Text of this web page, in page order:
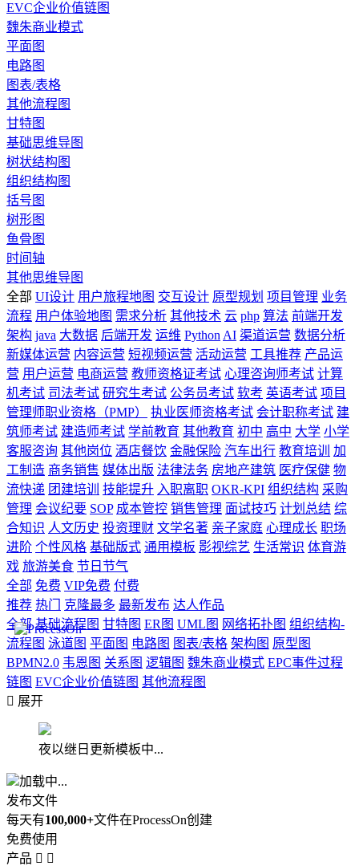
EVC企业价值链图
魏朱商业模式
平面图
电路图
图表/表格
其他流程图
甘特图
基础思维导图
树状结构图
组织结构图
括号图
树形图
鱼骨图
时间轴
其他思维导图
全部 UI设计 用户旅程地图 交互设计 原型规划 项目管理 业务
流程 用户体验地图 需求分析 其他技术 云 php 算法 前端开发
架构 java 大数据 后端开发 运维 Python AI 渠道运营 数据分析
新媒体运营 内容运营 短视频运营 活动运营 工具推荐 产品运
营 用户运营 电商运营 教师资格证考试 心理咨询师考试 计算
机考试 司法考试 研究生考试 公务员考试 软考 英语考试 项目
管理师职业资格（PMP）
执业医师资格考试 会计职称考试 建
筑师考试 建造师考试 学前教育 其他教育 初中 高中 大学 小学
客服咨询 其他岗位 酒店餐饮 金融保险 汽车出行 教育培训
加
工制造 商务销售 媒体出版 法律法务 房地产建筑 医疗保健 物
流快递 团建培训 技能提升 入职离职 OKR-KPI 组织结构 采购
管理 会议纪要 SOP 成本管控 销售管理 面试技巧 计划总结 综
合知识 人文历史 投资理财 文学名著 亲子家庭 心理成长 职场
进阶 个性风格 基础版式 通用模板 影视综艺 生活常识 体育游
戏 旅游美食 节日节气
全部 免费 VIP免费 付费
推荐 热门 克隆最多 最新发布 达人作品
全部 基础流程图 甘特图 ER图 UML图 网络拓扑图 组织结构-
流程图 泳道图 平面图 电路图 图表/表格 架构图 原型图
BPMN2.0 韦恩图 关系图 逻辑图 魏朱商业模式 EPC事件过程
链图 EVC企业价值链图 其他流程图
 展开
夜以继日更新模板中...
加载中...
发布文件
每天有100,000+文件在ProcessOn创建
免费使用
产品  